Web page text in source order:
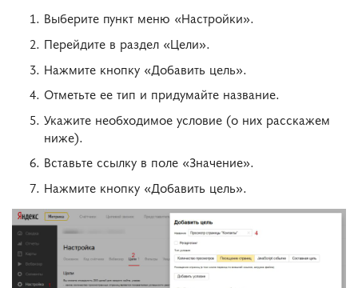
Выберите пункт меню «Настройки».
Перейдите в раздел «Цели».
Нажмите кнопку «Добавить цель».
Отметьте ее тип и придумайте название.
Укажите необходимое условие (о них расскажем
ниже).
Вставьте ссылку в поле «Значение».
Нажмите кнопку «Добавить цель».